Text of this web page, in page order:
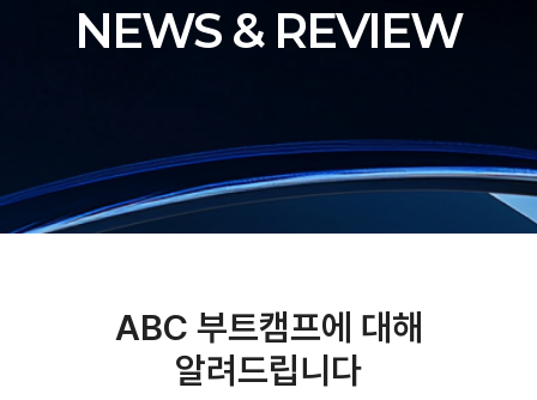
NEWS & REVIEW
ABC 부트캠프에 대해
알려드립니다